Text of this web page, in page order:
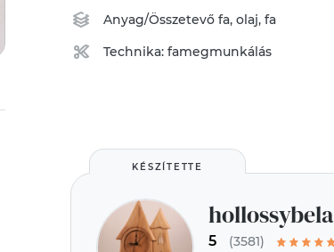
Anyag/Összetevőfa,olaj,fa
Technika:famegmunkálás
KÉSZÍTETTE
hollossybela
5
(3581)